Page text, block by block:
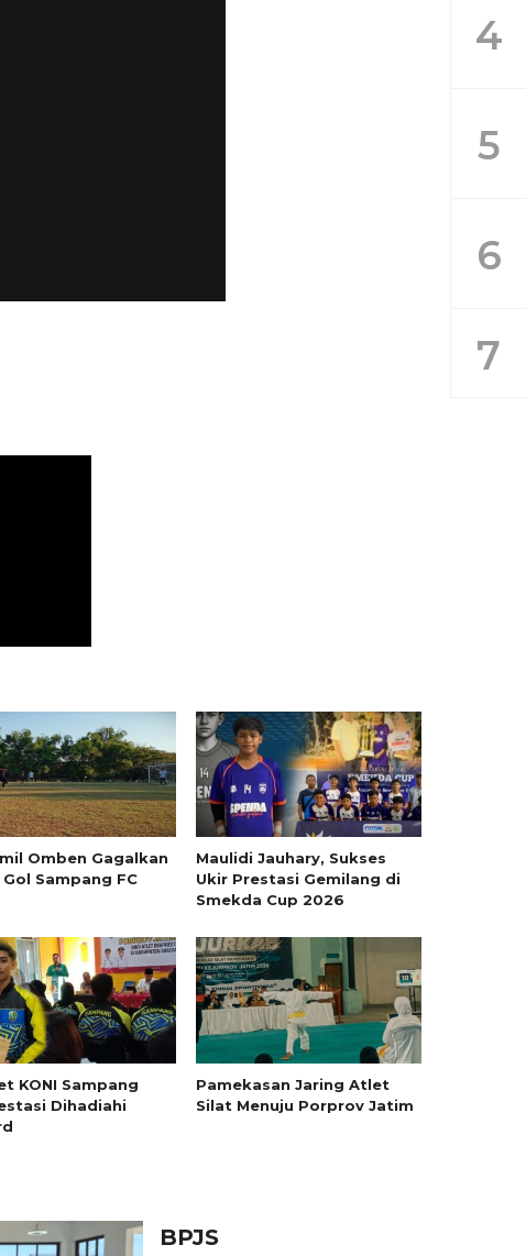
Omben Gagalkan
Sampang FC
Maulidi Jauhary, Sukses
Ukir Prestasi Gemilang di
Smekda Cup 2026
KONI Sampang
Dihadiahi
Pamekasan Jaring Atlet
Silat Menuju Porprov Jatim
BPJS
4
5
6
7